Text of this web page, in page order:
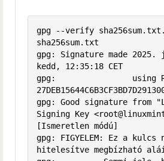
gpg --verify
sha256sum.txt
gpg: Signature made
kedd, 12:35:18 CET
gpg:                using
gpg: Good signature from
Signing Key
[Ismeretlen módú]
gpg: FIGYELEM: Ez a kulcs
hitelesítve megbízható